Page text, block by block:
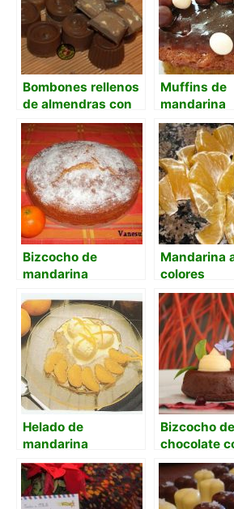
Bombones rellenos
de almendras con
ron
Muffins de
mandarina
Bizcocho de
mandarina
Mandarina
colores
Helado de
mandarina
Bizcocho de
chocolate
de
confitura